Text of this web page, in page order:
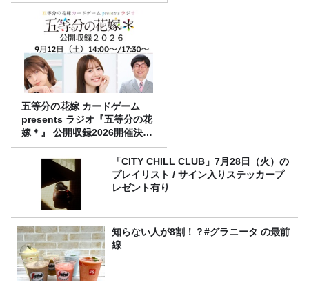
五等分の花嫁 カードゲーム
presents ラジオ『五等分の花
嫁＊』 公開収録2026開催決
定！
「CITY CHILL CLUB」7月28日（火）の
プレイリスト / サイン入りステッカープ
レゼント有り
知らない人が8割！？#グラニータ の最前
線